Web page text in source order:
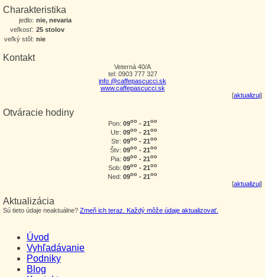
Charakteristika
jedlo: nie, nevaria
veľkosť: 25 stolov
veľký stôl: nie
Kontakt
Veterná 40/A
tel: 0903 777 327
info @caffepascucci.sk
www.caffepascucci.sk
[aktualizuj]
Otváracie hodiny
Pon: 09oo - 21oo
Utr: 09oo - 21oo
Str: 09oo - 21oo
Štv: 09oo - 21oo
Pia: 09oo - 21oo
Sob: 09oo - 21oo
Ned: 09oo - 21oo
[aktualizuj]
Aktualizácia
Sú tieto údaje neaktuálne? Zmeň ich teraz. Každý môže údaje aktualizovať.
Úvod
Vyhľadávanie
Podniky
Blog